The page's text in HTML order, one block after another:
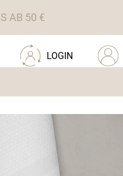
AB 50 €
LOGIN